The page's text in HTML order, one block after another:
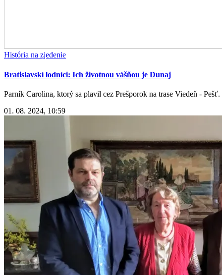
História na zjedenie
Bratislavskí lodníci: Ich životnou vášňou je Dunaj
Parník Carolina, ktorý sa plavil cez Prešporok na trase Viedeň -
01. 08. 2024, 10:59